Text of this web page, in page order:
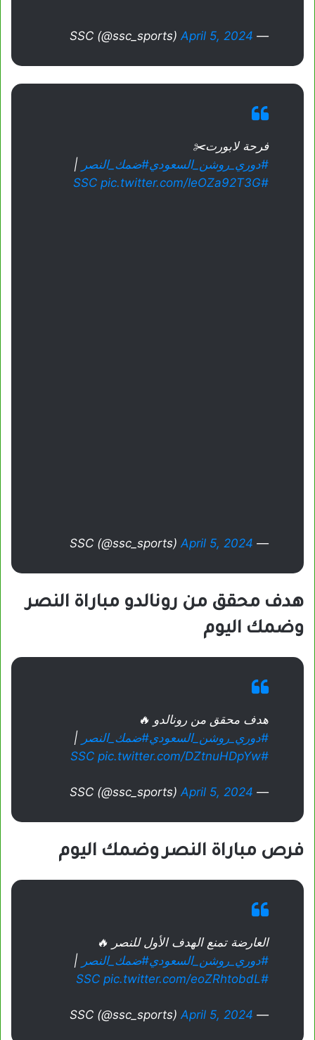
— SSC (@ssc_sports)
April 5, 2024
فرحة لابورت✂️
#دوري_روشن_السعودي#ضمك_النصر |
#SSC
pic.twitter.com/IeOZa92T3G
— SSC (@ssc_sports)
April 5, 2024
هدف محقق من رونالدو مباراة النصر
وضمك اليوم
هدف محقق من رونالدو 🔥
#دوري_روشن_السعودي#ضمك_النصر |
#SSC
pic.twitter.com/DZtnuHDpYw
— SSC (@ssc_sports)
April 5, 2024
فرص مباراة النصر وضمك اليوم
العارضة تمنع الهدف الأول للنصر 🔥
#دوري_روشن_السعودي#ضمك_النصر |
#SSC
pic.twitter.com/eoZRhtobdL
— SSC (@ssc_sports)
April 5, 2024